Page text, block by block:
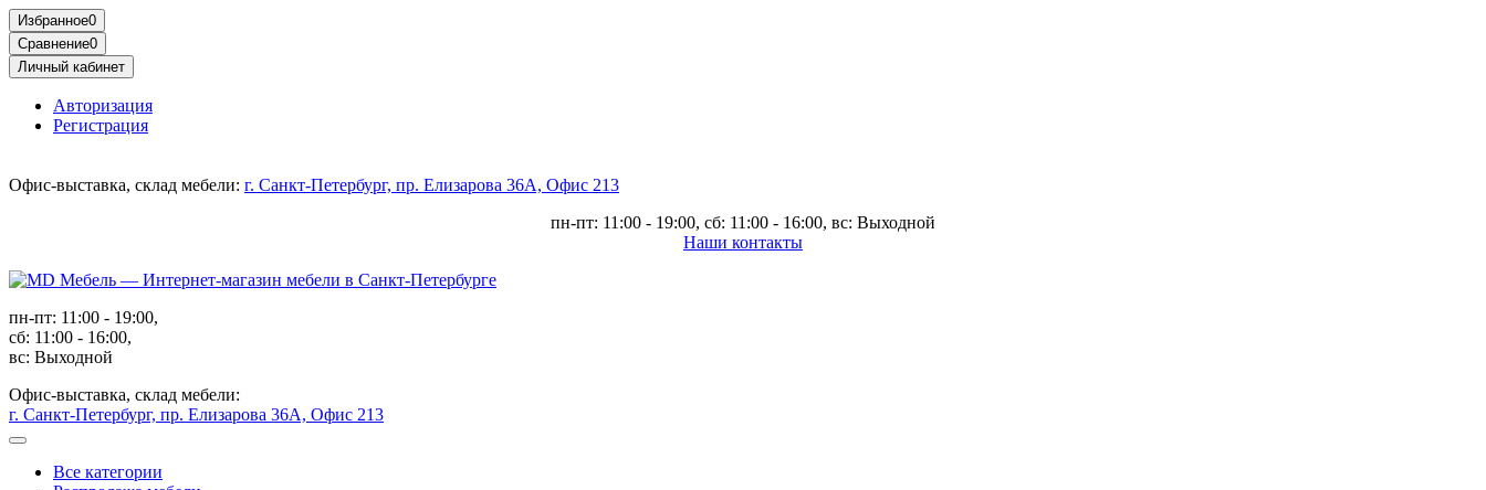
Избранное0
Сравнение0
Личный кабинет
Авторизация
Регистрация
Офис-выставка, склад мебели: г. Санкт-Петербург, пр. Елизарова 36А, Офис 213
пн-пт: 11:00 - 19:00, сб: 11:00 - 16:00, вс: Выходной
Наши контакты
пн-пт: 11:00 - 19:00,
сб: 11:00 - 16:00,
вс: Выходной
Офис-выставка, склад мебели:
г. Санкт-Петербург, пр. Елизарова 36А, Офис 213
Все категории